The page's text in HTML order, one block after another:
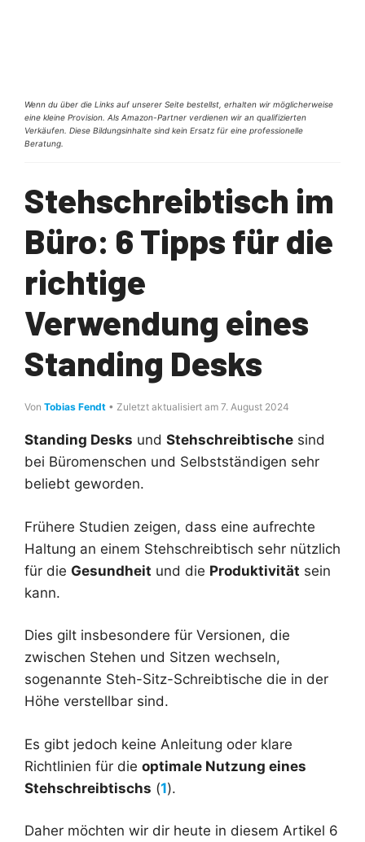
Wenn du über die Links auf unserer Seite bestellst, erhalten wir möglicherweise
eine kleine Provision. Als Amazon-Partner verdienen wir an qualifizierten
Verkäufen. Diese Bildungsinhalte sind kein Ersatz für eine professionelle
Beratung.
Stehschreibtisch im
Büro: 6 Tipps für die
richtige
Verwendung eines
Standing Desks
Von Tobias Fendt • Zuletzt aktualisiert am 7. August 2024
Standing Desks und Stehschreibtische sind
bei Büromenschen und Selbstständigen sehr
beliebt geworden.
Frühere Studien zeigen, dass eine aufrechte
Haltung an einem Stehschreibtisch sehr nützlich
für die Gesundheit und die Produktivität sein
kann.
Dies gilt insbesondere für Versionen, die
zwischen Stehen und Sitzen wechseln,
sogenannte Steh-Sitz-Schreibtische die in der
Höhe verstellbar sind.
Es gibt jedoch keine Anleitung oder klare
Richtlinien für die optimale Nutzung eines
Stehschreibtischs (1).
Daher möchten wir dir heute in diesem Artikel 6